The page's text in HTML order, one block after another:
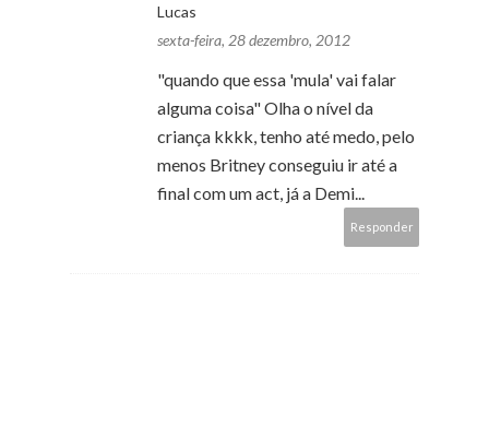
Lucas
sexta-feira, 28 dezembro, 2012
"quando que essa 'mula' vai falar
alguma coisa" Olha o nível da
criança kkkk, tenho até medo, pelo
menos Britney conseguiu ir até a
final com um act, já a Demi...
Responder